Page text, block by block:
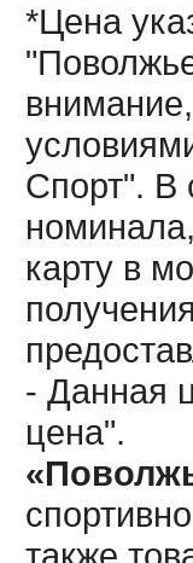
*Цена
Спорт". В
карту в
- Данная
цена".